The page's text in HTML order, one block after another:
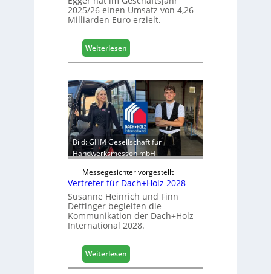
L
o
s
i
k
b
e
r
e
i
c
h
2025/26 einen Umsatz von 4,26
Milliarden Euro erzielt.
Weiterlesen:
E
g
e
r
S
t
a
b
i
l
e
s
G
e
s
c
h
Bild: GHM Gesellschaft für
Handwerksmessen mbH
Messegesichter vorgestellt
Vertreter für Dach+Holz 2028
Susanne Heinrich und Finn
Dettinger begleiten die
Kommunikation der Dach+Holz
International 2028.
Weiterlesen:
V